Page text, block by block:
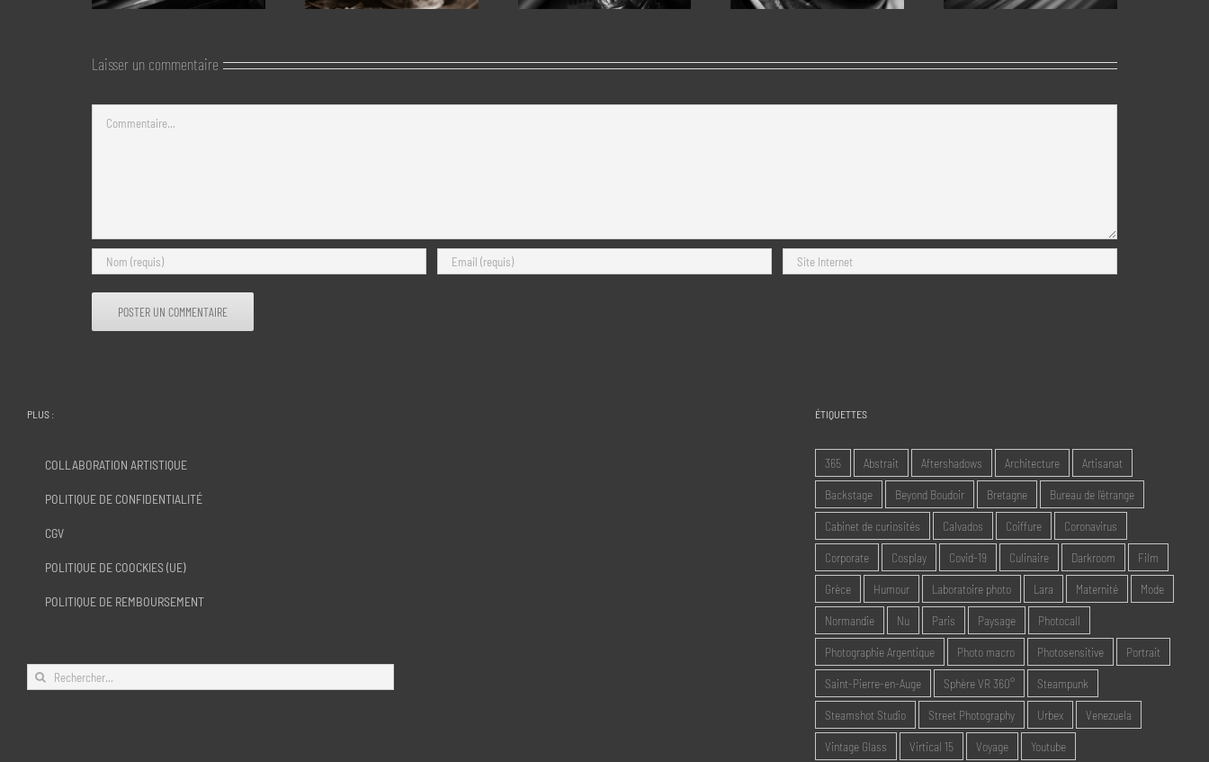
Laisser un commentaire
PLUS :
COLLABORATION ARTISTIQUE
POLITIQUE DE CONFIDENTIALITÉ
CGV
POLITIQUE DE COOCKIES (UE)
POLITIQUE DE REMBOURSEMENT
Rechercher:
ÉTIQUETTES
365 Abstrait Aftershadows Architecture Artisanat
Backstage Beyond Boudoir Bretagne Bureau de l'étrange
Cabinet de curiosités Calvados Coiffure Coronavirus
Corporate Cosplay Covid-19 Culinaire Darkroom Film
Grèce Humour Laboratoire photo Lara Maternité Mode
Normandie Nu Paris Paysage Photocall
Photographie Argentique Photo macro Photosensitive Portrait
Saint-Pierre-en-Auge Sphère VR 360° Steampunk
Steamshot Studio Street Photography Urbex Venezuela
Vintage Glass Virtical 15 Voyage Youtube